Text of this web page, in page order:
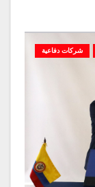
شركات دفاعية